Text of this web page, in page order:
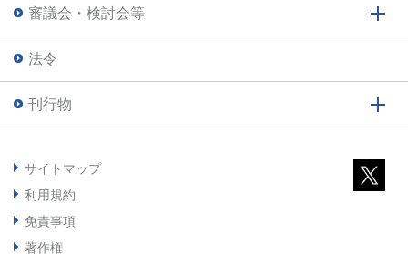
審議会・検討会等
法令
刊行物
サイトマップ
利用規約
免責事項
著作権